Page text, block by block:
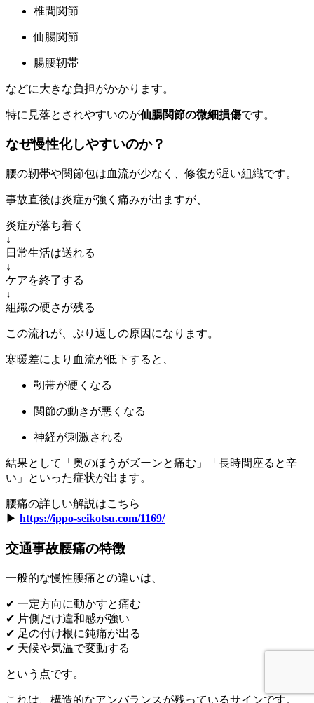
椎間関節
仙腸関節
腸腰靭帯
などに大きな負担がかかります。
特に見落とされやすいのが仙腸関節の微細損傷です。
なぜ慢性化しやすいのか？
腰の靭帯や関節包は血流が少なく、修復が遅い組織です。
事故直後は炎症が強く痛みが出ますが、
炎症が落ち着く
↓
日常生活は送れる
↓
ケアを終了する
↓
組織の硬さが残る
この流れが、ぶり返しの原因になります。
寒暖差により血流が低下すると、
靭帯が硬くなる
関節の動きが悪くなる
神経が刺激される
結果として「奥のほうがズーンと痛む」「長時間座ると辛
い」といった症状が出ます。
腰痛の詳しい解説はこちら
▶︎ https://ippo-seikotsu.com/1169/
交通事故腰痛の特徴
一般的な慢性腰痛との違いは、
✔ 一定方向に動かすと痛む
✔ 片側だけ違和感が強い
✔ 足の付け根に鈍痛が出る
✔ 天候や気温で変動する
という点です。
これは、構造的なアンバランスが残っているサインです。